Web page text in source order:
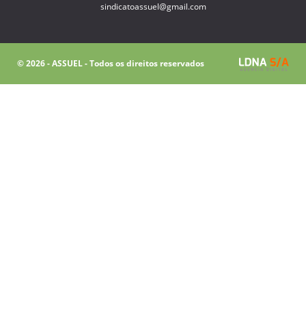
sindicatoassuel@gmail.com
© 2026 - ASSUEL - Todos os direitos reservados